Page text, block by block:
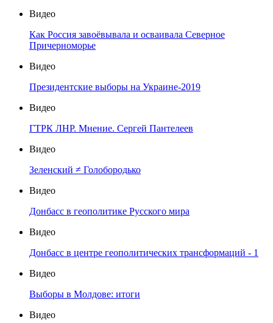
Видео
Как Россия завоёвывала и осваивала Северное
Причерноморье
Видео
Президентские выборы на Украине-2019
Видео
ГТРК ЛНР. Мнение. Сергей Пантелеев
Видео
Зеленский ≠ Голобородько
Видео
Донбасс в геополитике Русского мира
Видео
Донбасс в центре геополитических трансформаций - 1
Видео
Выборы в Молдове: итоги
Видео